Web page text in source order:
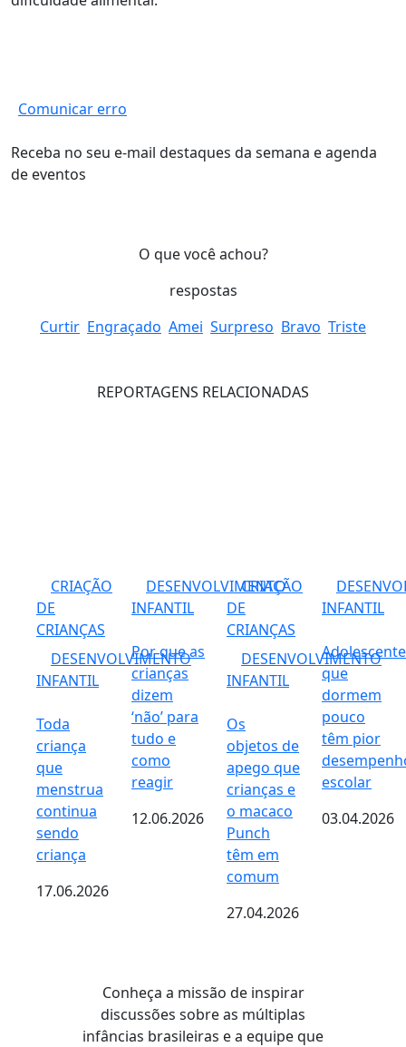
Comunicar erro
Receba no seu e-mail destaques da semana e agenda
de eventos
O que você achou?
respostas
Curtir Engraçado Amei Surpreso Bravo Triste
REPORTAGENS RELACIONADAS
CRIAÇÃO
DE
CRIANÇAS
DESENVOLVIMENTO
INFANTIL
Toda
criança
que
menstrua
continua
sendo
criança
17.06.2026
DESENVOLVIMENTO
INFANTIL
Por que as
crianças
dizem
‘não’ para
tudo e
como
reagir
12.06.2026
CRIAÇÃO
DE
CRIANÇAS
DESENVOLVIMENTO
INFANTIL
Os
objetos de
apego que
crianças e
o macaco
Punch
têm em
comum
27.04.2026
INFANTIL
que
dormem
pouco
têm pior
escolar
03.04.2026
Conheça a missão de inspirar
discussões sobre as múltiplas
infâncias brasileiras e a equipe que